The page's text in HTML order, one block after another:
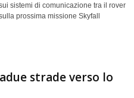
sistemi di comunicazione tra il rover
prossima missione Skyfall
strade verso lo